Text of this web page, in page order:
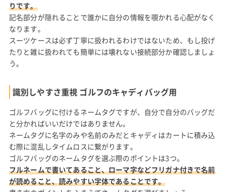
りです。
記名部分が隠れることで誰かに自分の情報を覗かれる心配がなく
なります。
スーツケースは必ず丁寧に扱われるわけではないため、もし投げ
たりと雑に扱われても簡単には壊れない接続部分か確認しましょ
う。
識別しやすさ重視 ゴルフのキャディバッグ用
ゴルフバッグに付けるネームタグですが、自分で自分のバッグだ
と分かればいいだけではありません。
ネームタグに名字のみや名前のみだとキャディはカートに積み込
む際に混乱しタイムロスに繋がります。
ゴルフバッグのネームタグを選ぶ際のポイントは3つ。
フルネームで書いてあること、ローマ字などフリガナ付きで名前
が読めること、読みやすい字体であることです。